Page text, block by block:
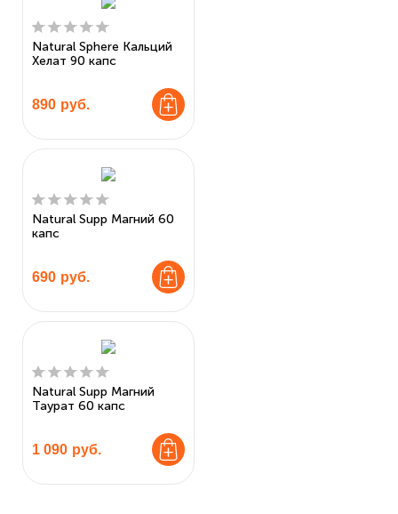
Natural Sphere Кальций
Хелат 90 капс
890 руб.
Natural Supp Магний 60
капс
690 руб.
Natural Supp Магний
Таурат 60 капс
1 090 руб.